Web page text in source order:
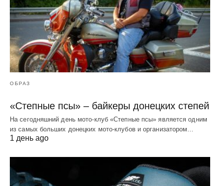
ОБРАЗ
«Степные псы» – байкеры донецких степей
На сегодняшний день мото-клуб «Степные псы» является одним
из самых больших донецких мото-клубов и организатором…
1 день ago